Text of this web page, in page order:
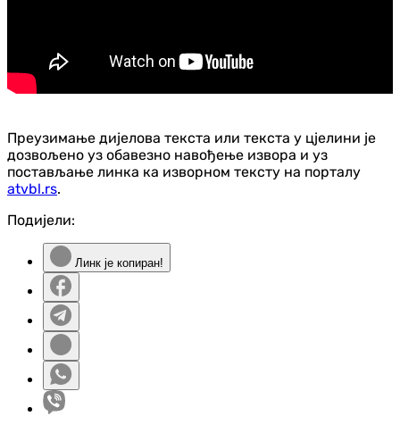
Преузимање дијелова текста или текста у цјелини је
дозвољено уз обавезно навођење извора и уз
постављање линка ка изворном тексту на порталу
atvbl.rs.
Подијели:
Линк је копиран!